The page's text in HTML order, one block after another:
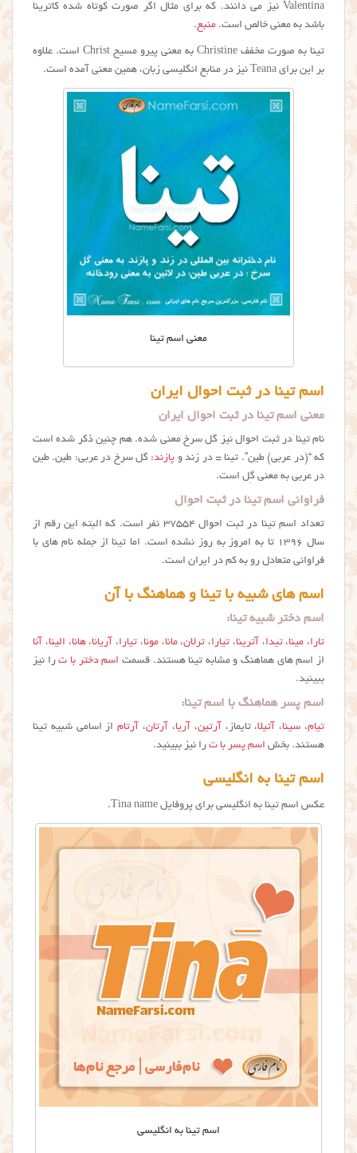
Valentina نیز می دانند. که برای مثال اگر صورت کوتاه شده کاترینا
باشد به معنی خالص است. منبع.
تینا به صورت مخفف Christine به معنی پیرو مسیح Christ است. علاوه
بر این برای Teana نیز در منابع انگلیسی زبان، همین معنی آمده است.
معنی اسم تینا
اسم تینا در ثبت احوال ایران
معنی اسم تینا در ثبت احوال ایران
نام تینا در ثبت احوال نیز گل سرخ معنی شده. هم چنین ذکر شده است
که “(در عربی) طین”. تینا = در زند و پازند: گل سرخ در عربي: طين. طین
در عربی به معنی گِل است.
فراوانی اسم تینا در ثبت احوال
تعداد اسم تینا در ثبت احوال ۳۷۵۵۴ نفر است. که البته این رقم از
سال ۱۳۹۶ تا به امروز به روز نشده است. اما تینا از جمله نام های با
فراوانی متعادل رو به کم در ایران است.
اسم های شبیه با تینا و هماهنگ با آن
اسم دختر شبیه تینا:
تارا، مینا،تیدا، آترینا، تیارا، ترلان،مانا،مونا، تیارا، آریانا،هانا، الینا، آنا
از اسم های هماهنگ و مشابه تینا هستند. قسمت اسم دختر با ترا نیز
ببینید.
اسم پسر هماهنگ با اسم تینا:
تیام، سینا، آتیلا، تایماز، آرتین، آریا، آرتان، آرتاماز اسامی شبیه تينا
هستند. بخش اسم پسر با ت را نیز ببینید.
اسم تینا به انگلیسی
عکس اسم تینا به انگلیسی برای پروفایل Tina name.
اسم تینا به انگلیسی